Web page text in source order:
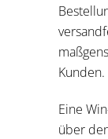
Kunden.
Eine
über